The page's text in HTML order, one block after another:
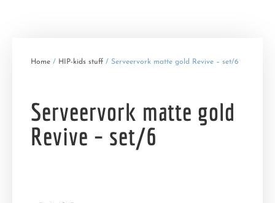
Home / HIP-kids stuff / Serveervork matte gold Revive – set/6
Serveervork matte gold
Revive – set/6